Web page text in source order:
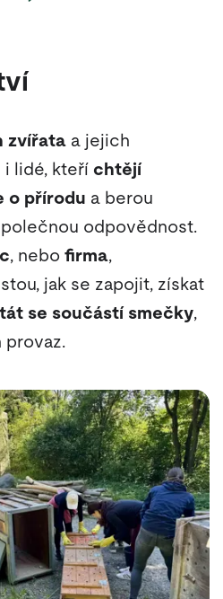
zvířata a jejich
i lidé, kteří chtějí
o přírodu a berou
odpovědnost.
, nebo firma,
jak se zapojit, získat
se součástí smečky,
provaz.